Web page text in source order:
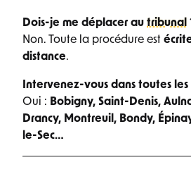
Dois-je me déplacer au tribunal
Non. Toute la procédure est
distance.
Intervenez-vous dans toutes
Oui : Bobigny, Saint-Denis,
Drancy, Montreuil, Bondy,
le-Sec…